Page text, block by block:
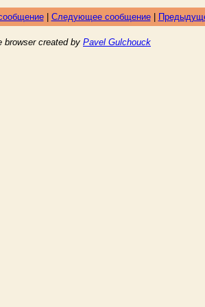
| Следующее сообщение|
browser created by Pavel Gulchouck